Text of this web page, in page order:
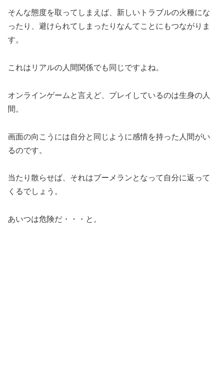
そんな態度を取ってしまえば、新しいトラブルの火種にな
ったり、避けられてしまったりなんてことにもつながりま
す。
これはリアルの人間関係でも同じですよね。
オンラインゲームと言えど、プレイしているのは生身の人
間。
画面の向こうには自分と同じように感情を持った人間がい
るのです。
当たり散らせば、それはブーメランとなって自分に返って
くるでしょう。
あいつは危険だ・・・と。